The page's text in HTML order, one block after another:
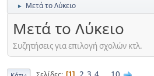
► Μετά το Λύκειο
Μετά το Λύκειο
Συζητήσεις για επιλογή σχολών κτλ.